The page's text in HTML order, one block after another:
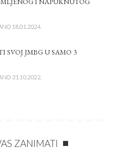
18.01.2024.
SVOJ JMBG U SAMO 3
31.10.2022.
ZANIMATI